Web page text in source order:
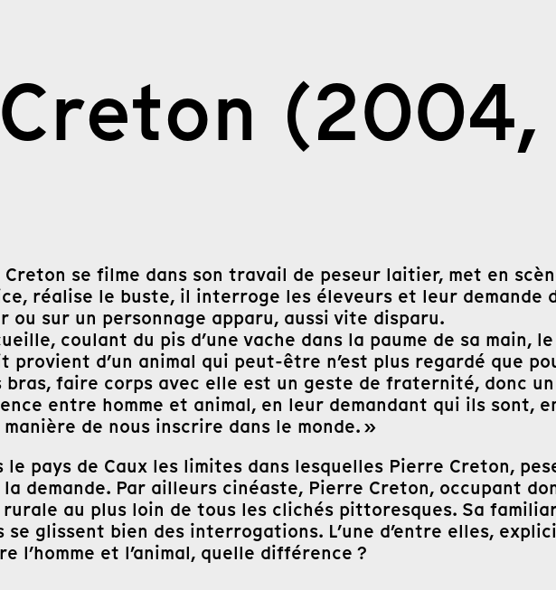
(2004,
se filme dans son travail de peseur laitier, met en
réalise le buste, il interroge les éleveurs et leur demande
ou sur un personnage apparu, aussi vite disparu.
coulant du pis d’une vache dans la paume de sa main,
provient d’un animal qui peut-être n’est plus regardé que
bras, faire corps avec elle est un geste de fraternité, donc
entre homme et animal, en leur demandant qui ils sont,
de nous inscrire dans le monde. »
pays de Caux les limites dans lesquelles Pierre Creton,
demande. Par ailleurs cinéaste, Pierre Creton, occupant
rurale au plus loin de tous les clichés pittoresques. Sa
glissent bien des interrogations. L’une d’entre elles,
et l’animal, quelle différence ?